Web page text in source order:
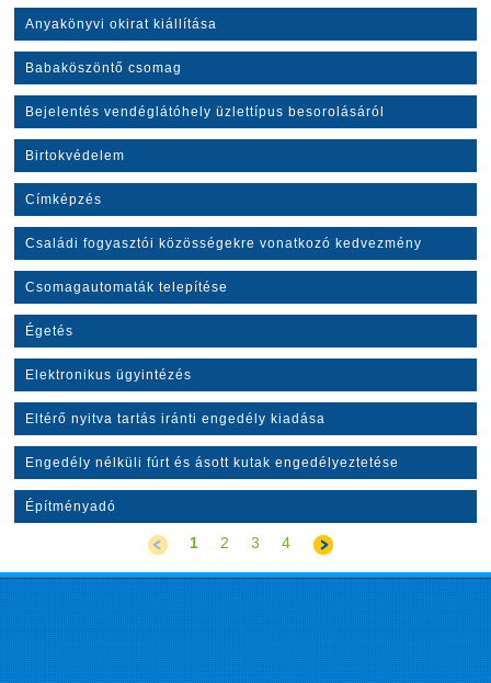
Anyakönyvi okirat kiállítása
Babaköszöntő csomag
Bejelentés vendéglátóhely üzlettípus besorolásáról
Birtokvédelem
Címképzés
Családi fogyasztói közösségekre vonatkozó kedvezmény
Csomagautomaták telepítése
Égetés
Elektronikus ügyintézés
Eltérő nyitva tartás iránti engedély kiadása
Engedély nélküli fúrt és ásott kutak engedélyeztetése
Építményadó
1 2 3 4